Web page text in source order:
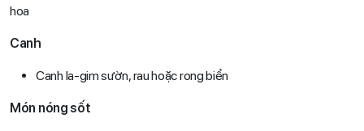
hoa
Canh
Canh la-gim sườn, rau hoặc rong biển
Món nóng sốt